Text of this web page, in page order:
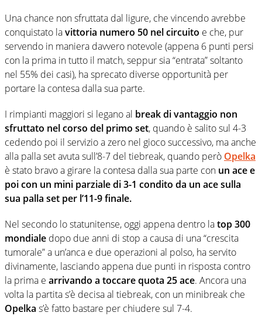
Una chance non sfruttata dal ligure, che vincendo avrebbe
conquistato lavittoria numero 50 nel circuito e che, pur
servendo in maniera davvero notevole (appena 6 punti persi
con la prima in tutto il match, seppur sia “entrata” soltanto
nel 55% dei casi), ha sprecato diverse opportunità per
portare la contesa dalla sua parte.
I rimpianti maggiori si legano al break di vantaggio non
sfruttato nel corso del primo set, quando è salito sul 4-3
cedendo poi il servizio a zero nel gioco successivo, ma anche
alla palla set avuta sull’8-7 del tiebreak, quando però Opelka
è stato bravo a girare la contesa dalla sua parte con un ace e
poi con un mini parziale di 3-1 condito da un ace sulla
sua palla set per l’11-9 finale.
Nel secondo lo statunitense, oggi appena dentro latop 300
mondiale dopo due anni di stop a causa di una “crescita
tumorale” a un’anca e due operazioni al polso, ha servito
divinamente, lasciando appena due punti in risposta contro
la prima e arrivando a toccare quota 25 ace. Ancora una
volta la partita s’è decisa al tiebreak, con un minibreak che
Opelka s’è fatto bastare per chiudere sul 7-4.